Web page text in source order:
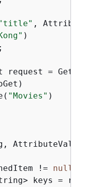
,
)
request =
"Movies" )
!= null
keys =